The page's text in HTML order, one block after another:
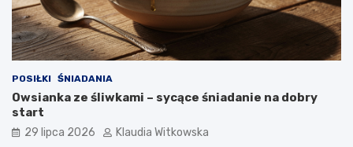
u
POSIŁKI ŚNIADANIA
Owsianka ze śliwkami – sycące śniadanie na dobry
start
29 lipca 2026 Klaudia Witkowska